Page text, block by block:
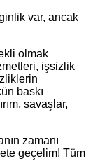
var, ancak
olmak
işsizlik
baskı
savaşlar,
zamanı
geçelim! Tüm